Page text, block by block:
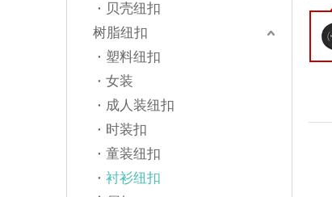
贝壳纽扣
树脂纽扣
塑料纽扣
女装
成人装纽扣
时装扣
童装纽扣
衬衫纽扣